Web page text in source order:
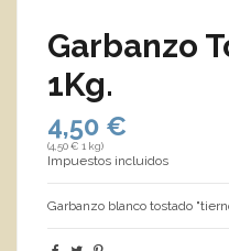
Garbanzo
1Kg.
4,50 €
(4,50 € 1 kg)
Impuestos incluidos
Garbanzo blanco tostado